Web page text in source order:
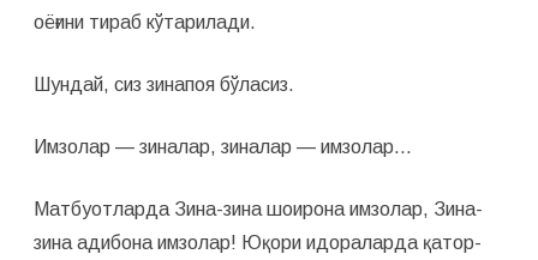
оёғини тираб кўтарилади.
Шундай, сиз зинапоя бўласиз.
Имзолар — зиналар, зиналар — имзолар…
Матбуотларда Зина-зина шоирона имзолар, Зина-
зина адибона имзолар! Юқори идораларда қатор-